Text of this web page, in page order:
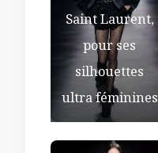
Saint Laurent,
pour ses
silhouettes
ultra féminines